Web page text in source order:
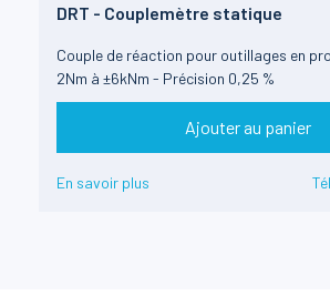
DRT - Couplemètre statique
Couple de réaction pour outillages en
2Nm à ±6kNm - Précision 0,25 %
Ajouter au panier
En savoir plus